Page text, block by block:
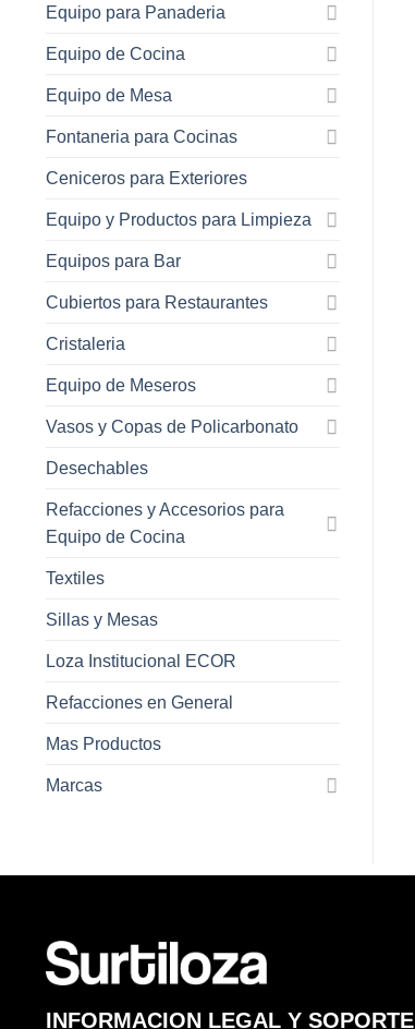
Equipo para Panaderia
Equipo de Cocina
Equipo de Mesa
Fontaneria para Cocinas
Ceniceros para Exteriores
Equipo y Productos para Limpieza
Equipos para Bar
Cubiertos para Restaurantes
Cristaleria
Equipo de Meseros
Vasos y Copas de Policarbonato
Desechables
Refacciones y Accesorios para
Equipo de Cocina
Textiles
Sillas y Mesas
Loza Institucional ECOR
Refacciones en General
Mas Productos
Marcas
INFORMACION LEGAL Y SOPORTE